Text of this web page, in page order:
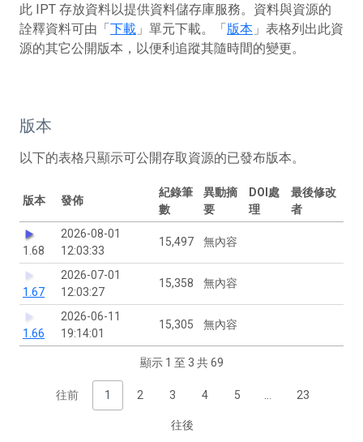
此 IPT 存放資料以提供資料儲存庫服務。資料與資源的
詮釋資料可由「下載 」單元下載。「版本 」表格列出此資
源的其它公開版本，以便利追蹤其隨時間的變更。
版本
以下的表格只顯示可公開存取資源的已發布版本。
版本 發佈
紀錄筆
數
異動摘
要
DOI處
理
最後修改
者
1.68
2026-08-01
12:03:33
15,497 無內容
1.67
2026-07-01
12:03:27
15,358 無內容
1.66
2026-06-11
19:14:01
15,305 無內容
顯示 1 至 3 共 69
往前 1 2 3 4 5 23
往後